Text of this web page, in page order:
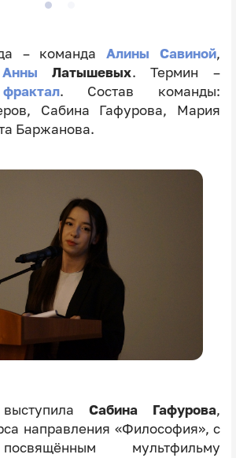
– командаАлины Савиной,
Анны Латышевых. Термин –
. Состав команды:
Сабина Гафурова, Мария
Баржанова.
Сабина Гафурова,
направления «Философия», с
мультфильму